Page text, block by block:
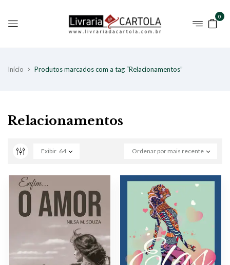
0
Início Produtos marcados com a tag “Relacionamentos”
Relacionamentos
Ordenar por mais recente
Exibir 64